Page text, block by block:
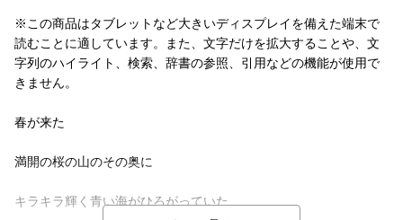
※この商品はタブレットなど大きいディスプレイを備えた端末で
読むことに適しています。また、文字だけを拡大することや、文
字列のハイライト、検索、辞書の参照、引用などの機能が使用で
きません。
春が来た
満開の桜の山のその奥に
キラキラ輝く青い海がひろがっていた